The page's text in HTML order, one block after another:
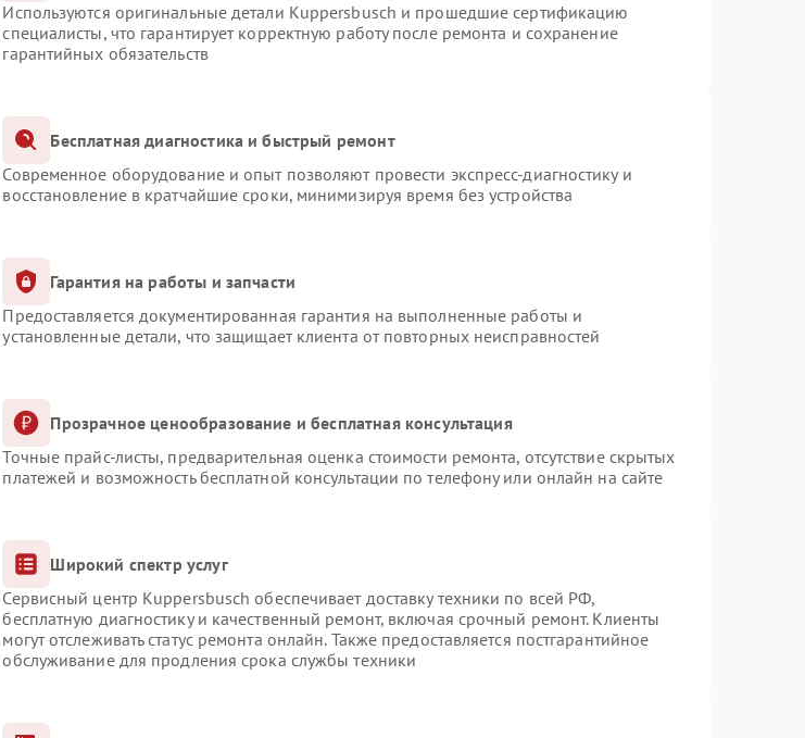
Используются оригинальные детали Kuppersbusch и прошедшие сертификацию
специалисты, что гарантирует корректную работу после ремонта и сохранение
гарантийных обязательств
Бесплатная диагностика и быстрый ремонт
Современное оборудование и опыт позволяют провести экспресс-диагностику и
восстановление в кратчайшие сроки, минимизируя время без устройства
Гарантия на работы и запчасти
Предоставляется документированная гарантия на выполненные работы и
установленные детали, что защищает клиента от повторных неисправностей
Прозрачное ценообразование и бесплатная консультация
Точные прайс-листы, предварительная оценка стоимости ремонта, отсутствие скрытых
платежей и возможность бесплатной консультации по телефону или онлайн на сайте
Широкий спектр услуг
Сервисный центр Kuppersbusch обеспечивает доставку техники по всей РФ,
бесплатную диагностику и качественный ремонт, включая срочный ремонт. Клиенты
могут отслеживать статус ремонта онлайн. Также предоставляется постгарантийное
обслуживание для продления срока службы техники